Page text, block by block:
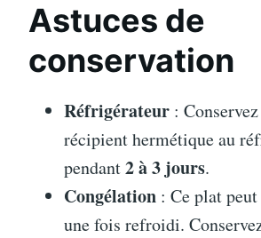
Astuces de
conservation
Réfrigérateur :
récipient hermétique au
pendant2 à 3 jours.
Congélation : Ce plat
une fois refroidi.